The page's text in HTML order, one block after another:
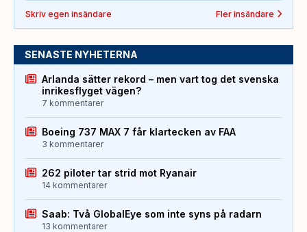
Skriv egen insändare Fler insändare
SENASTE NYHETERNA
Arlanda sätter rekord – men vart tog det svenska
inrikesflyget vägen?
7 kommentarer
Boeing 737 MAX 7 får klartecken av FAA
3 kommentarer
262 piloter tar strid mot Ryanair
14 kommentarer
Saab: Två GlobalEye som inte syns på radarn
13 kommentarer